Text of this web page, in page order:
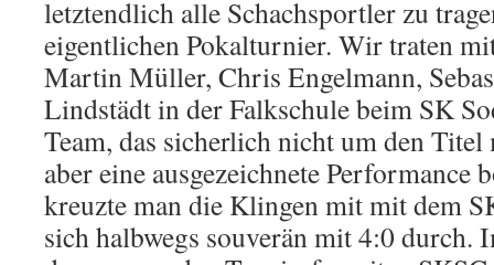
letztendlich alle Schachsportler zu
eigentlichen Pokalturnier. Wir traten
Martin Müller, Chris Engelmann,
Lindstädt in der Falkschule beim SK
Team, das sicherlich nicht um den
aber eine ausgezeichnete Performance
kreuzte man die Klingen mit mit dem
sich halbwegs souverän mit 4:0 durch.